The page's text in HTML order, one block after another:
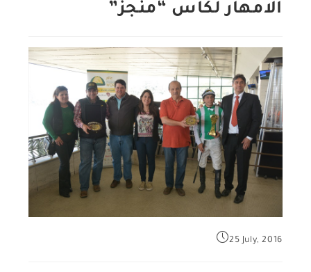
الامهار لكأس “منجز”
25 July, 2016